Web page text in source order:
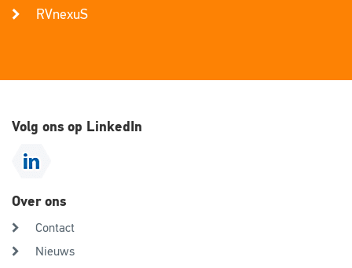
RVnexuS
Volg ons op LinkedIn
Over ons
Contact
Nieuws